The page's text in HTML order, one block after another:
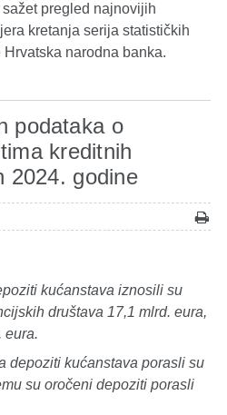
pregled najnovijih
kretanja serija statističkih
narodna banka.
podataka o
kreditnih
2024. godine
kućanstava iznosili su
društava 17,1 mlrd. eura,
eura.
depoziti kućanstava porasli su
su oročeni depoziti porasli